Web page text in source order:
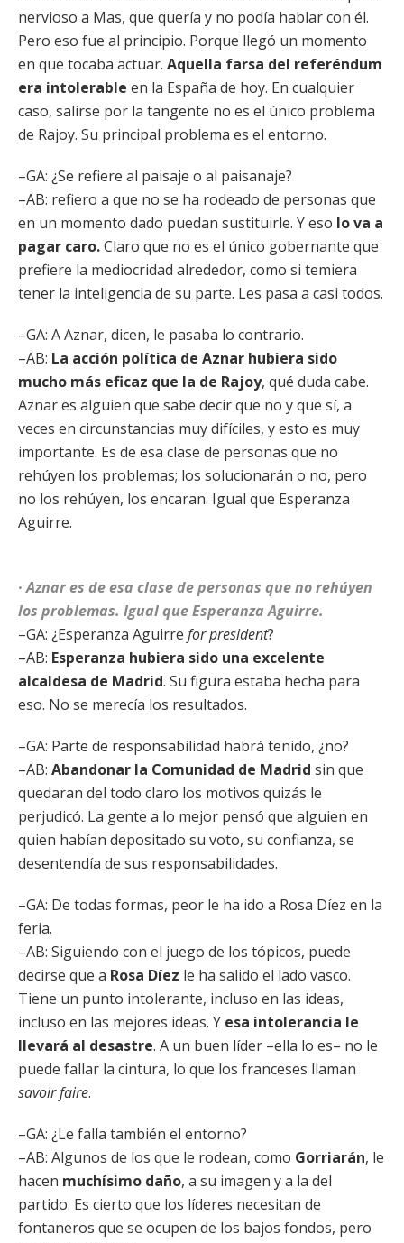
nervioso a Mas, que quería y no podía hablar con él.
Pero eso fue al principio. Porque llegó un momento
en que tocaba actuar. Aquella farsa del referéndum
era intolerable en la España de hoy. En cualquier
caso, salirse por la tangente no es el único problema
de Rajoy. Su principal problema es el entorno.
–GA: ¿Se refiere al paisaje o al paisanaje?
–AB: refiero a que no se ha rodeado de personas que
en un momento dado puedan sustituirle. Y eso lo va a
pagar caro.Claro que no es el único gobernante que
prefiere la mediocridad alrededor, como si temiera
tener la inteligencia de su parte. Les pasa a casi todos.
–GA: A Aznar, dicen, le pasaba lo contrario.
–AB: La acción política de Aznar hubiera sido
mucho más eficaz que la de Rajoy, qué duda cabe.
Aznar es alguien que sabe decir que no y que sí, a
veces en circunstancias muy difíciles, y esto es muy
importante. Es de esa clase de personas que no
rehúyen los problemas; los solucionarán o no, pero
no los rehúyen, los encaran. Igual que Esperanza
Aguirre.
· Aznar es de esa clase de personas que no rehúyen
los problemas. Igual que Esperanza Aguirre.
–GA: ¿Esperanza Aguirre for president?
–AB: Esperanza hubiera sido una excelente
alcaldesa de Madrid. Su figura estaba hecha para
eso. No se merecía los resultados.
–GA: Parte de responsabilidad habrá tenido, ¿no?
–AB: Abandonar la Comunidad de Madrid sin que
quedaran del todo claro los motivos quizás le
perjudicó. La gente a lo mejor pensó que alguien en
quien habían depositado su voto, su confianza, se
desentendía de sus responsabilidades.
–GA: De todas formas, peor le ha ido a Rosa Díez en la
feria.
–AB: Siguiendo con el juego de los tópicos, puede
decirse que a Rosa Díez le ha salido el lado vasco.
Tiene un punto intolerante, incluso en las ideas,
incluso en las mejores ideas. Y esa intolerancia le
llevará al desastre. A un buen líder –ella lo es– no le
puede fallar la cintura, lo que los franceses llaman
savoir faire.
–GA: ¿Le falla también el entorno?
–AB: Algunos de los que le rodean, como Gorriarán, le
hacen muchísimo daño, a su imagen y a la del
partido. Es cierto que los líderes necesitan de
fontaneros que se ocupen de los bajos fondos, pero